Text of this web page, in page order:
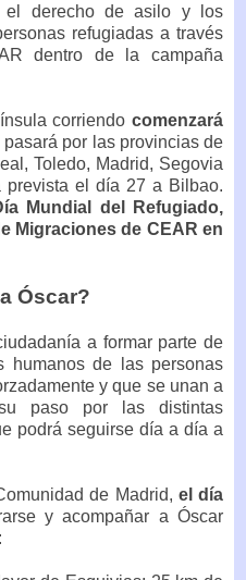
el derecho de asilo y los
refugiadas a través
dentro de la campaña
corriendo comenzará
pasará por las provincias de
Toledo, Madrid, Segovia
el día 27 a Bilbao.
Mundial del Refugiado,
Migraciones de CEAR en
Óscar?
a formar parte de
humanos de las personas
y que se unan a
paso por las distintas
podrá seguirse día a día a
de Madrid, el día
y acompañar a Óscar